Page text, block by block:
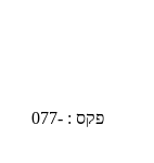
פקס : 077-